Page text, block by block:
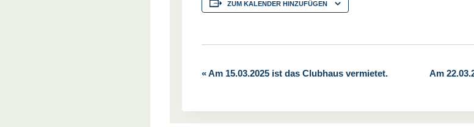
ZUM KALENDER HINZUFÜGEN
V
e
«Am 15.03.2025 ist das Clubhaus vermietet. Am